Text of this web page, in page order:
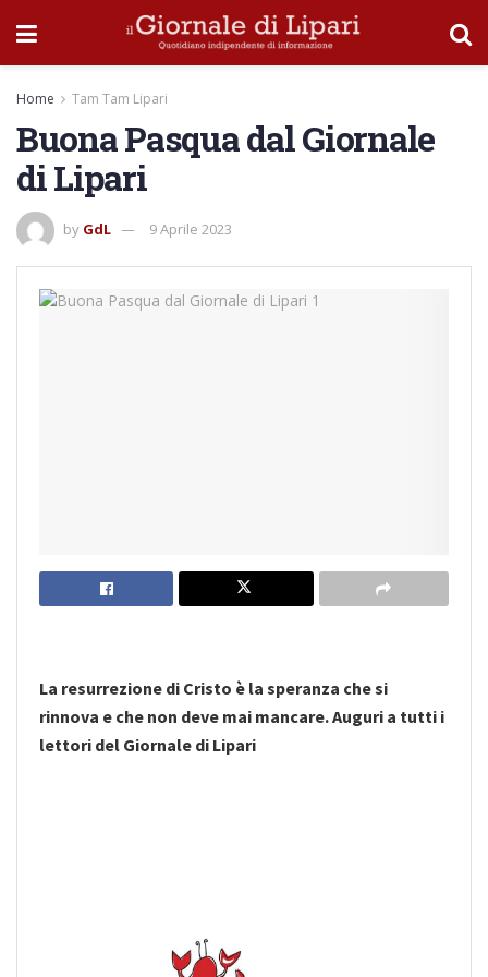
Home Tam Tam Lipari
Buona Pasqua dal Giornale
di Lipari
by GdL 9 Aprile 2023
La resurrezione di Cristo è la speranza che si
rinnova e che non deve mai mancare. Auguri a tutti i
lettori del Giornale di Lipari